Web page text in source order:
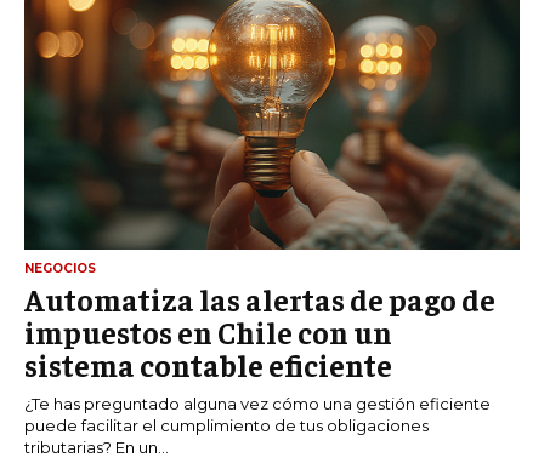
NEGOCIOS
Automatiza las alertas de pago de
impuestos en Chile con un
sistema contable eficiente
¿Te has preguntado alguna vez cómo una gestión eficiente
puede facilitar el cumplimiento de tus obligaciones
tributarias? En un...